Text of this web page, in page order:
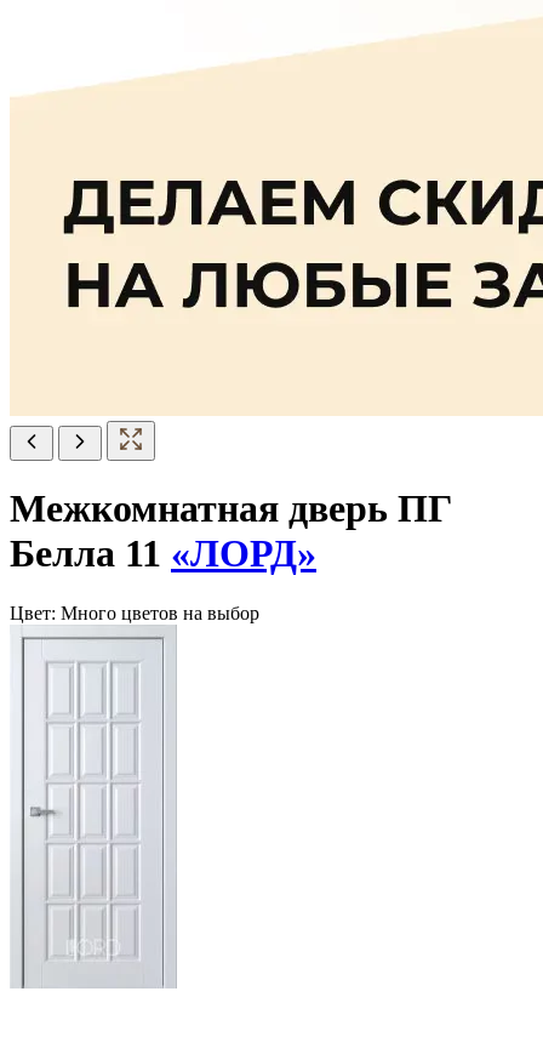
Межкомнатная дверь ПГ
Белла 11 «ЛОРД»
Цвет: Много цветов на выбор